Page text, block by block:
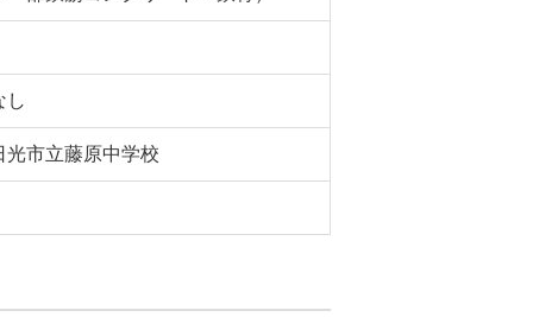
し
光市立藤原中学校